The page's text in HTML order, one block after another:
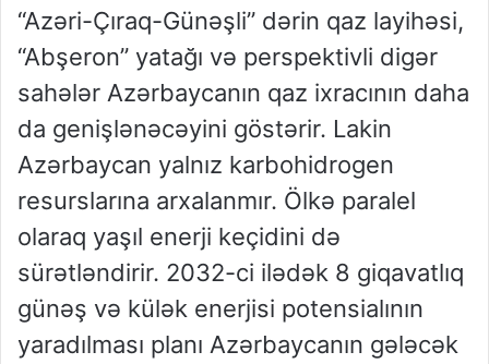
“Azəri-Çıraq-Günəşli” dərin qaz layihəsi,
“Abşeron” yatağı və perspektivli digər
sahələr Azərbaycanın qaz ixracının daha
da genişlənəcəyini göstərir. Lakin
Azərbaycan yalnız karbohidrogen
resurslarına arxalanmır. Ölkə paralel
olaraq yaşıl enerji keçidini də
sürətləndirir. 2032-ci ilədək 8 giqavatlıq
günəş və külək enerjisi potensialının
yaradılması planı Azərbaycanın gələcək